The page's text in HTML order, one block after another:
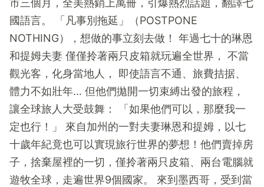
市三個月，全美熱銷上萬冊，引爆熱烈話題，翻譯七
國語言。 「凡事別拖延」（POSTPONE
NOTHING），想做的事立刻去做！ 年過七十的琳恩
和提姆夫妻 僅僅拎著兩只皮箱就玩遍全世界， 不當
觀光客，化身當地人， 即使語言不通、旅費拮据、
體力不如壯年… 但他們拋開一切束縛出發的旅程，
讓全球旅人大受鼓舞： 「如果他們可以，那麼我一
定也行！」 來自加州的一對夫妻琳恩和提姆，以七
十歲年紀竟也可以實現旅行世界的夢想！他們賣掉房
子，捨棄屋裡的一切，僅拎著兩只皮箱、兩台電腦就
遊牧全球，走遍世界9個國家。 來到墨西哥，受到當